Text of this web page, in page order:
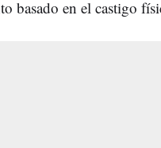
basado en el castigo